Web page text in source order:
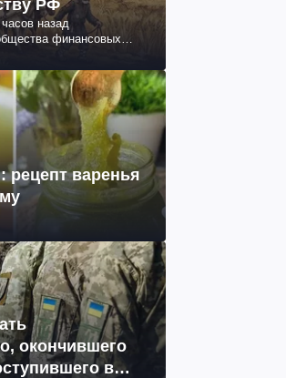
РФ
назад
финансовых
рецепт варенья
окончившего
в